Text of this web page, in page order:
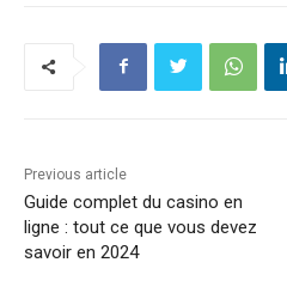
Previous article
Guide complet du casino en
ligne : tout ce que vous devez
savoir en 2024